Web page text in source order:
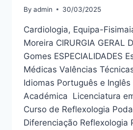
By admin 30/03/2025
Cardiologia, Equipa-
Moreira CIRURGIA GERAL
Gomes ESPECIALIDADES
Médicas Valências
Idiomas Português e Inglês
Académica Licenciatura
Curso de Reflexologia
Diferenciação Reflexologia